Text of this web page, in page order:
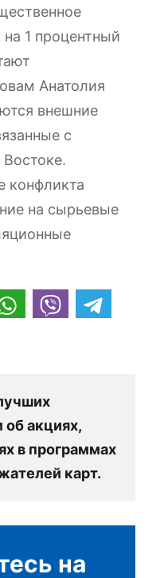
1 процентный
Анатолия
внешние
с
конфликта
на сырьевые
акциях,
в программах
карт.
на